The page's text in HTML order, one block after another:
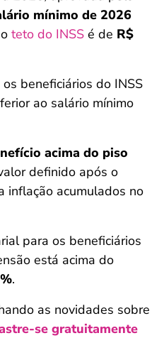
mínimo de 2026
teto do INSS é de R$
beneficiários do INSS
ao salário mínimo
acima do piso
definido após o
inflação acumulados no
para os beneficiários
está acima do
.
as novidades sobre
se gratuitamente